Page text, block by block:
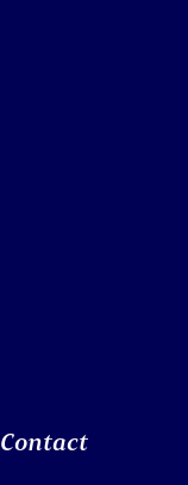
Contact